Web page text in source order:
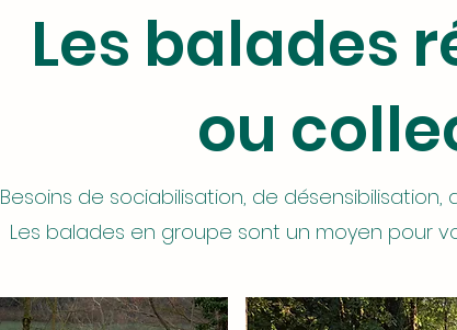
Les balades
ou
Besoins de sociabilisation, de
Les balades en groupe sont un moyen pour